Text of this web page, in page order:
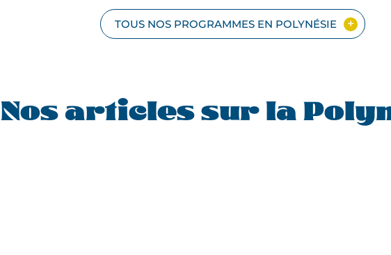
POLYNÉSIE
AUTREMENT
TOUS NOS PROGRAMMES EN POLYNÉSIE
Nos articles sur la